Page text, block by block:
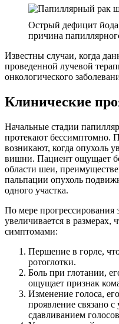
Острый дефицит
причина
Известны случаи, когда
проведенной лучевой
онкологического
Клинические
Начальные стадии
протекают бессимптомно.
возникают, когда опухоль
вишни. Пациент ощущает
области шеи,
пальпации опухоль
одного участка.
По мере прогрессирования
увеличивается в размерах,
симптомами:
Першение в горле,
ротоглотки.
Боль при глотании,
ощущает признак
Изменение голоса,
проявление связано
сдавливанием